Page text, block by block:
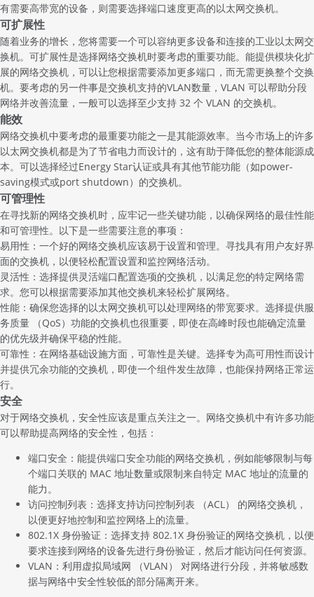
有需要高带宽的设备，则需要选择端口速度更高的以太网交换机。
可扩展性
随着业务的增长，您将需要一个可以容纳更多设备和连接的工业以太网交
换机。可扩展性是选择网络交换机时要考虑的重要功能。能提供模块化扩
展的网络交换机，可以让您根据需要添加更多端口，而无需更换整个交换
机。要考虑的另一件事是交换机支持的VLAN数量，VLAN 可以帮助分段
网络并改善流量，一般可以选择至少支持 32 个 VLAN 的交换机。
能效
网络交换机中要考虑的最重要功能之一是其能源效率。当今市场上的许多
以太网交换机都是为了节省电力而设计的，这有助于降低您的整体能源成
本。可以选择经过Energy Star认证或具有其他节能功能（如power-
saving模式或port shutdown）的交换机。
可管理性
在寻找新的网络交换机时，应牢记一些关键功能，以确保网络的最佳性能
和可管理性。以下是一些需要注意的事项：
易用性：一个好的网络交换机应该易于设置和管理。寻找具有用户友好界
面的交换机，以便轻松配置设置和监控网络活动。
灵活性：选择提供灵活端口配置选项的交换机，以满足您的特定网络需
求。您可以根据需要添加其他交换机来轻松扩展网络。
性能：确保您选择的以太网交换机可以处理网络的带宽要求。选择提供服
务质量 （QoS）功能的交换机也很重要，即使在高峰时段也能确定流量
的优先级并确保平稳的性能。
可靠性：在网络基础设施方面，可靠性是关键。选择专为高可用性而设计
并提供冗余功能的交换机，即使一个组件发生故障，也能保持网络正常运
行。
安全
对于网络交换机，安全性应该是重点关注之一。网络交换机中有许多功能
可以帮助提高网络的安全性，包括：
端口安全：能提供端口安全功能的网络交换机，例如能够限制与每
个端口关联的 MAC 地址数量或限制来自特定 MAC 地址的流量的
能力。
访问控制列表：选择支持访问控制列表 （ACL） 的网络交换机，
以便更好地控制和监控网络上的流量。
802.1X 身份验证：选择支持 802.1X 身份验证的网络交换机，以便
要求连接到网络的设备先进行身份验证，然后才能访问任何资源。
VLAN：利用虚拟局域网 （VLAN） 对网络进行分段，并将敏感数
据与网络中安全性较低的部分隔离开来。